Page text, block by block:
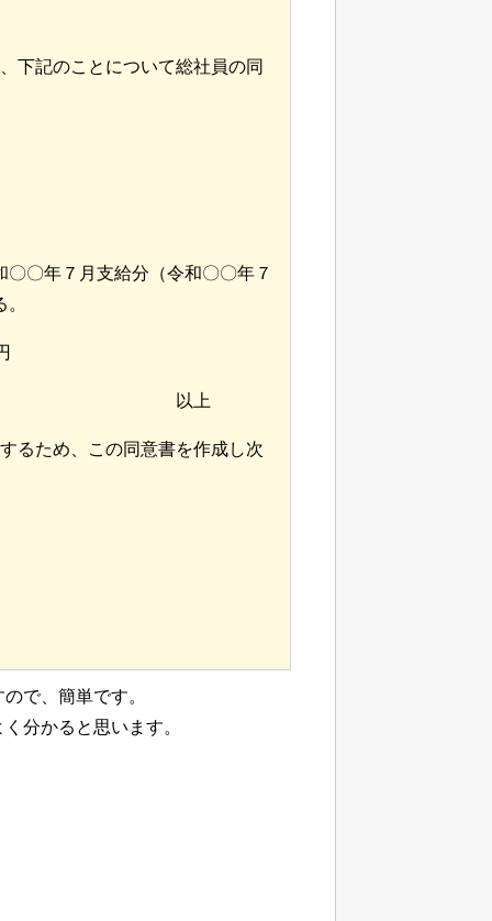
下記のことについて総社員の同
年７月支給分（令和〇〇年７
るため、この同意書を作成し次
で、簡単です。
分かると思います。